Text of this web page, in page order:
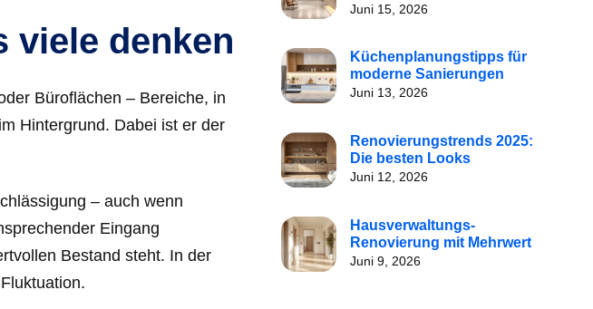
viele denken
Büroflächen – Bereiche, in
Hintergrund. Dabei ist er der
– auch wenn
Eingang
Bestand steht. In der
Juni 15, 2026
Küchenplanungstipps für
moderne Sanierungen
Juni 13, 2026
Renovierungstrends 2025:
Die besten Looks
Juni 12, 2026
Hausverwaltungs-
Renovierung mit Mehrwert
Juni 9, 2026